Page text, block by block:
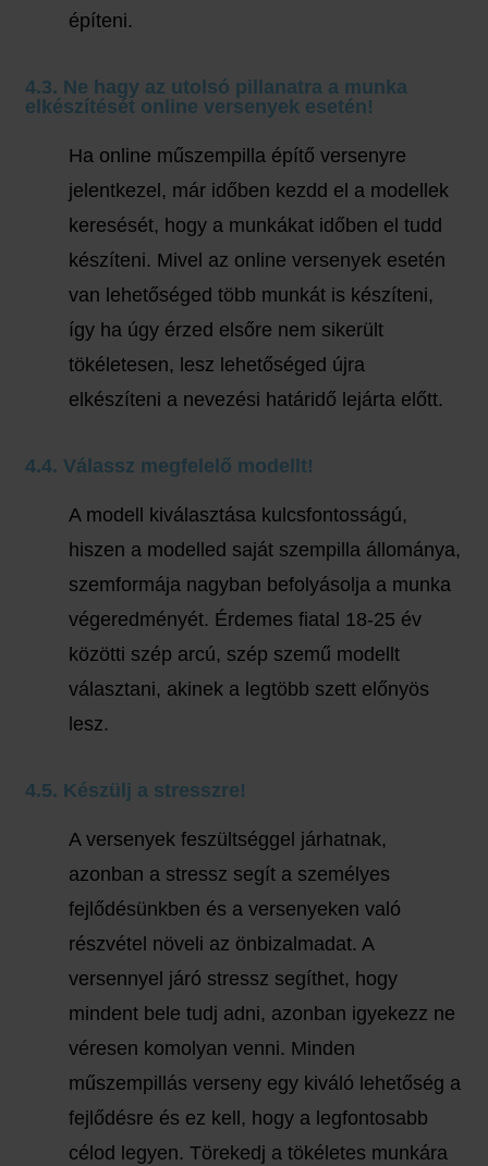
építeni.
4.3. Ne hagy az utolsó pillanatra a munka
elkészítését online versenyek esetén!
Ha online műszempilla építő versenyre
jelentkezel, már időben kezdd el a modellek
keresését, hogy a munkákat időben el tudd
készíteni. Mivel az online versenyek esetén
van lehetőséged több munkát is készíteni,
így ha úgy érzed elsőre nem sikerült
tökéletesen, lesz lehetőséged újra
elkészíteni a nevezési határidő lejárta előtt.
4.4. Válassz megfelelő modellt!
A modell kiválasztása kulcsfontosságú,
hiszen a modelled saját szempilla állománya,
szemformája nagyban befolyásolja a munka
végeredményét. Érdemes fiatal 18-25 év
közötti szép arcú, szép szemű modellt
választani, akinek a legtöbb szett előnyös
lesz.
4.5. Készülj a stresszre!
A versenyek feszültséggel járhatnak,
azonban a stressz segít a személyes
fejlődésünkben és a versenyeken való
részvétel növeli az önbizalmadat. A
versennyel járó stressz segíthet, hogy
mindent bele tudj adni, azonban igyekezz ne
véresen komolyan venni. Minden
műszempillás verseny egy kiváló lehetőség a
fejlődésre és ez kell, hogy a legfontosabb
célod legyen. Törekedj a tökéletes munkára